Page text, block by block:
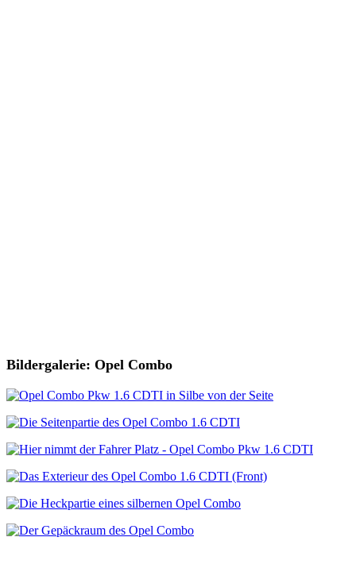
Bildergalerie: Opel Combo